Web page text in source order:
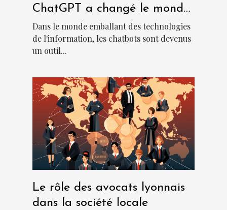
ChatGPT a changé le monde
des chatbots
Dans le monde emballant des technologies
de l'information, les chatbots sont devenus
un outil...
Le rôle des avocats lyonnais
dans la société locale